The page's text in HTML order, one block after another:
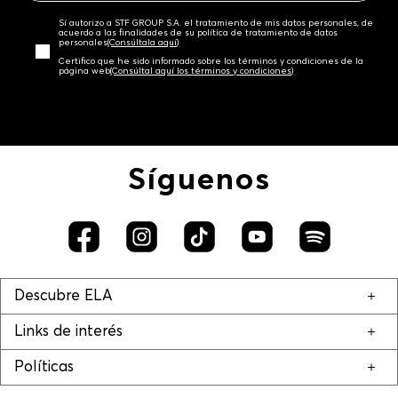
Sí autorizo a STF GROUP S.A. el tratamiento de mis datos personales, de
acuerdo a las finalidades de su política de tratamiento de datos
personales‎(Consúltala aquí)
Certifico que he sido informado sobre los términos y condiciones de la
página web‎(Consúltal aquí los términos y condiciones)
Síguenos
Descubre ELA
Links de interés
Políticas